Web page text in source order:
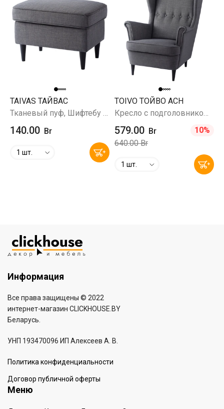
TAIVAS ТАЙВАС
Тканевый пуф, Шифтебу темно-серый
140.00 Br
1 шт.
TOIVO ТОЙВО ACH
Кресло с подголовником, Шифтебу темно-серый
579.00 Br
10%
640.00 Br
1 шт.
Информация
Все права защищены © 2022
интернет-магазин CLICKHOUSE.BY
Беларусь.
УНП 193470096 ИП Алексеев А. В.
Политика конфиденциальности
Договор публичной оферты
Меню